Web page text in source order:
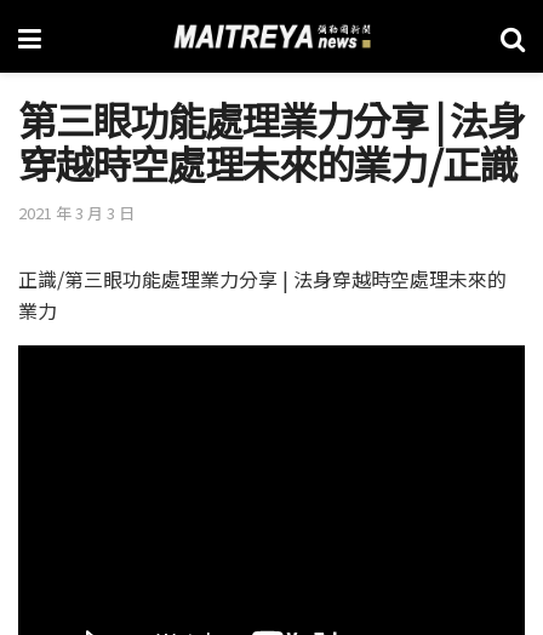
第三眼功能處理業力分享 | 法身
穿越時空處理未來的業力/正識
2021 年 3 月 3 日
正識/第三眼功能處理業力分享 | 法身穿越時空處理未來的
業力